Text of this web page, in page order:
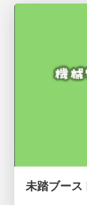
未踏ブース